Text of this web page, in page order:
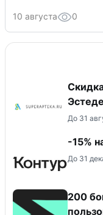
10 августа 0
До 31
-15%
До 31
200